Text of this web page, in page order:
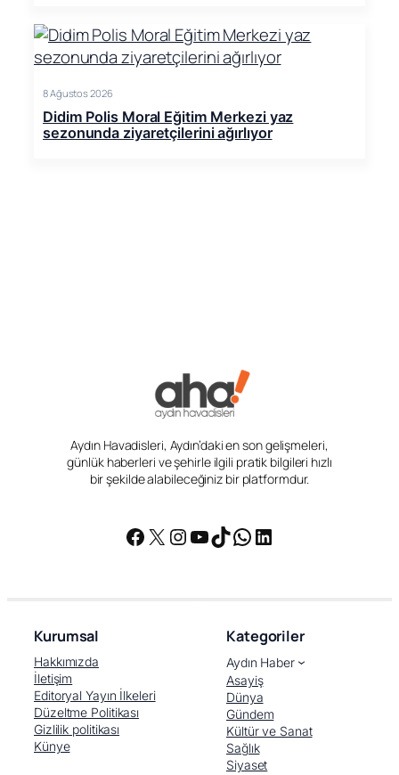
8 Ağustos 2026
Didim Polis Moral Eğitim Merkezi yaz
sezonunda ziyaretçilerini ağırlıyor
Aydın Havadisleri, Aydın’daki en son gelişmeleri,
günlük haberleri ve şehirle ilgili pratik bilgileri hızlı
bir şekilde alabileceğiniz bir platformdur.
Facebook
X Instagram
YouTube
TikTok
WhatsApp
LinkedIn
Kurumsal
Hakkımızda
İletişim
Editoryal Yayın İlkeleri
Düzeltme Politikası
Gizlilik politikası
Künye
Kategoriler
Aydın Haber
Asayiş
Dünya
Gündem
Kültür ve Sanat
Sağlık
Siyaset